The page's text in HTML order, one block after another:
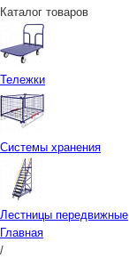
Каталог товаров
Тележки
Системы хранения
Лестницы передвижные
Главная
/